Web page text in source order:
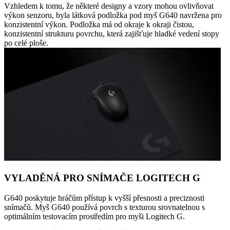
Vzhledem k tomu, že některé designy a vzory mohou ovlivňovat
výkon senzoru, byla látková podložka pod myš G640 navržena pro
konzistentní výkon. Podložka má od okraje k okraji čistou,
konzistentní strukturu povrchu, která zajišťuje hladké vedení stopy
po celé ploše.
VYLADĚNÁ PRO SNÍMAČE LOGITECH G
G640 poskytuje hráčům přístup k vyšší přesnosti a preciznosti
snímačů. Myš G640 používá povrch s texturou srovnatelnou s
optimálním testovacím prostředím pro myši Logitech G.